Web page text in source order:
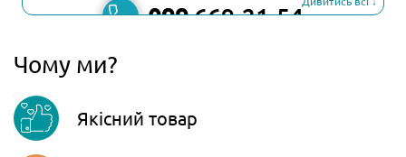
099669-21-54
Telegram
Чому ми?
Якісний товар